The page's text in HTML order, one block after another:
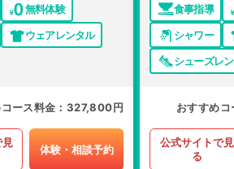
無料体験
ウェアレンタル
ース料金 327,800円
見
体験・相談予約
食事指導
シャワー
シューズレ
おすすめコ
公式サイトで見
る